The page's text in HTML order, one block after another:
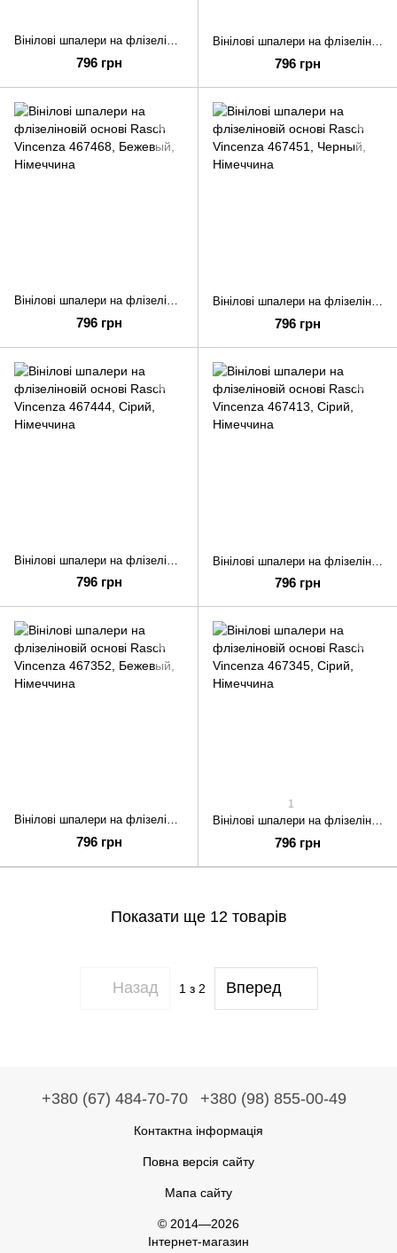
Вінілові шпалери на флізеліновій основі Rasch Vincenza 467543
796 грн
Вінілові шпалери на флізеліновій основі Rasch Vincenza 467505
796 грн
796 грн 796 грн
796 грн 796 грн
Вінілові шпалери на флізеліновій основі Rasch Vincenza 467352
796 грн
1
Вінілові шпалери на флізеліновій основі Rasch Vincenza 467345
796 грн
Показати ще 12 товарів
Назад 1 з 2 Вперед
+380 (67) 484-70-70 +380 (98) 855-00-49
Контактна інформація
Повна версія сайту
Мапа сайту
© 2014—2026
Інтернет-магазин